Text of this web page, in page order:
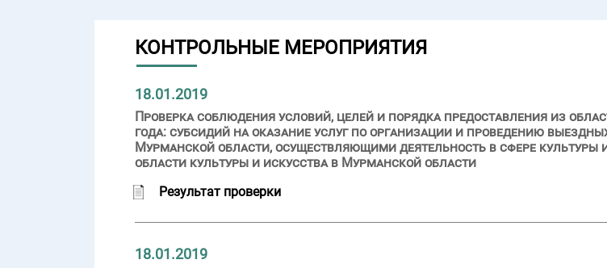
КОНТРОЛЬНЫЕ МЕРОПРИЯТИЯ
18.01.2019
Проверка соблюдения условий, целей и порядка предоставления из
года: субсидий на оказание услуг по организации и проведению
Мурманской области, осуществляющими деятельность в сфере культуры
области культуры и искусства в Мурманской области
Результат проверки
18.01.2019